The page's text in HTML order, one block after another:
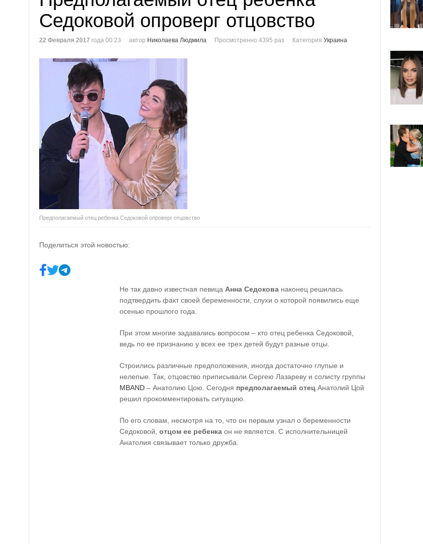
Седоковой опроверг отцовство
22 Февраля 2017 года 00:23 автор Николаева Людмила Просмотренно 4395 раз Категория Украина
Предполагаемый отец ребенка Седоковой опроверг отцовство
Поделиться этой новостью:
Не так давно известная певица Анна Седокова наконец решилась
подтвердить факт своей беременности, слухи о которой появились еще
осенью прошлого года.
При этом многие задавались вопросом – кто отец ребенка Седоковой,
ведь по ее признанию у всех ее трех детей будут разные отцы.
Строились различные предположения, иногда достаточно глупые и
нелепые. Так, отцовство приписывали Сергею Лазареву и солисту группы
MBAND – Анатолию Цою. Сегодня предполагаемый отец Анатолий Цой
решил прокомментировать ситуацию.
По его словам, несмотря на то, что он первым узнал о беременности
Седоковой, отцом ее ребенка он не является. С исполнительницей
Анатолия связывает только дружба.